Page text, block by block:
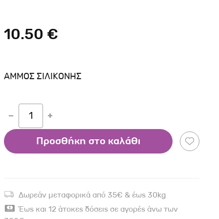
Παιχνίδια Σκύλου
10.50 €
ΑΜΜΟΣ ΣΙΛΙΚΟΝΗΣ
1
Προσθήκη στο καλάθι
Δωρεάν μεταφορικά από 35€ & έως 30kg
Έως και 12 άτοκες δόσεις σε αγορές άνω των